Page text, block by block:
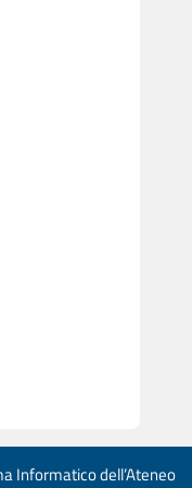
Informatico dell’Ateneo